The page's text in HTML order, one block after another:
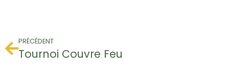
PRÉCÉDENT
Tournoi Couvre Feu